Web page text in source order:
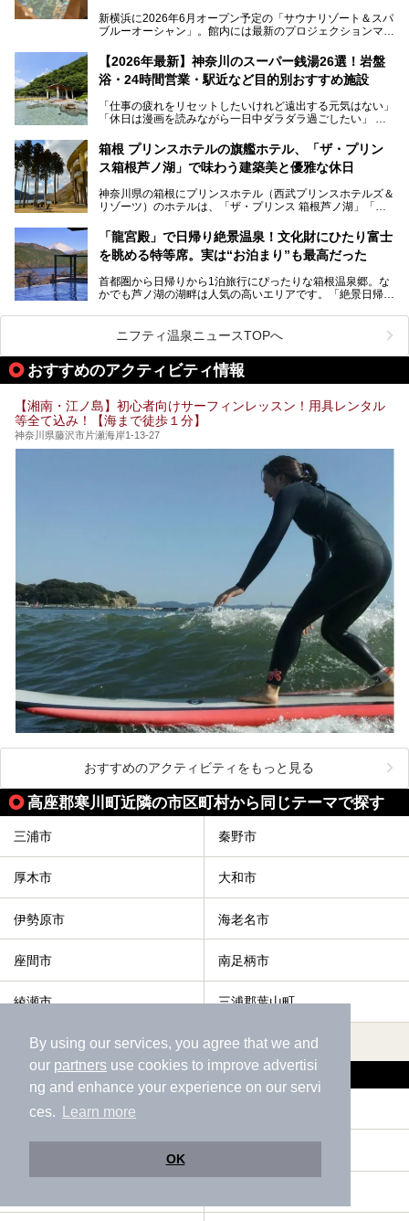
By using our services, you agree that we and
our partners use cookies to improve advertisi
ng and enhance your experience on our servi
ces.
Learn more
OK
新横浜に2026年6月オープン予定の「サウナリゾート＆スパ
ブルーオーシャン」。館内には最新のプロジェクションマッ
的な“没入感（イマーシブ）”を体験できます。
今回は、そんな大注目の施設に一足先にお邪魔し、その全貌
を見学させていただきました！
サウナ室の中に咲き誇る桜、魚たちが泳ぐ水風呂、そしてバ
リのビーチを思わせる休憩スペース…。驚きの連続だった館
内の様子をレポートします！
【2026年最新】神奈川のスーパー銭湯26選！岩盤
浴・24時間営業・駅近など目的別おすすめ施設
「仕事の疲れをリセットしたいけれど遠出する元気はない」
「休日は漫画を読みながら一日中ダラダラ過ごしたい」
たい」
そんな「癒やされたい」という願いを叶えてくれるのが、神
神奈川県には、サウナや岩盤浴、一日中遊べるエンタメ施設
など、“非日常”を味わえるスーパー銭湯が数多く揃っていま
う」という人も多いはず。
そこで今回は、神奈川県内の人気施設26選を「安さ」「岩
業」「駅近」など、目的別に厳選して紹介します。
今の気分にぴったりの施設を見つけて、最高のリフレッシュ
箱根 プリンスホテルの旗艦ホテル、「ザ・プリン
ス箱根芦ノ湖」で味わう建築美と優雅な休日
神奈川県の箱根にプリンスホテル（西武プリンスホテルズ＆
リゾーツ）のホテルは、「ザ・プリンス 箱根芦ノ湖」「芦
「箱根仙石原プリンスホテル」と4軒あり、今回ご紹介する
「ザ・プリンス 箱根芦ノ湖」は、その中でもフラッグシッ
プ（旗艦）に位置づけられる特別なホテルです。
昭和の日本を代表する建築家の一人、村野藤吾が芦ノ湖の畔
に建てた桃源郷のようなホテルがここ。自家源泉の温泉や、
提供元：株式会社西武・プリンスホテルズワールドワイド
【PR】
この記事はザ・プリンス 箱根芦ノ湖のPR記事です。
「龍宮殿」で日帰り絶景温泉！文化財にひたり富士
を眺める特等席。実は“お泊まり”も最高だった
首都圏から日帰りから1泊旅行にぴったりな箱根温泉郷。な
かでも芦ノ湖の湖畔は人気の高いエリアです。「絶景日帰り
が楽しめるまさに眺望自慢の日帰り温泉。
そしてここは全24室の「箱根 芦ノ湖畔蛸川温泉 龍宮殿」と
して宿泊もできます。宿泊者は「龍宮殿本館」の営業時間に
加えて、朝6時からの宿泊者専用時間帯にも「龍宮殿本館」
のお風呂が利用できます。
今回は日帰り温泉としての「絶景日帰り温泉 龍宮殿本館
（以下、龍宮殿本館）」と、旅館としての「箱根 芦ノ湖畔
蛸川温泉 龍宮殿（以下、龍宮殿）」の両方の魅力をたっぷ
りお伝えします！
ここは箱根神社、九頭龍神社、白龍神社、箱根元宮と箱根の
4つの神社に囲まれたパワースポットです。
提供元：株式会社西武・プリンスホテルズワールドワイド
この記事は箱根 芦ノ湖畔蛸川温泉 龍宮殿のPR記事です。
ニフティ温泉ニュースTOPへ
おすすめのアクティビティ情報
【湘南・江ノ島】初心者向けサーフィンレッスン！用具レンタル
等全て込み！【海まで徒歩１分】
神奈川県藤沢市片瀬海岸1-13-27
おすすめのアクティビティをもっと見る
高座郡寒川町近隣の市区町村から同じテーマで探す
三浦市 秦野市
厚木市 大和市
伊勢原市 海老名市
座間市 南足柄市
綾瀬市 三浦郡葉山町
すべて表示する
高座郡寒川町の人気テーマから探す
サウナ